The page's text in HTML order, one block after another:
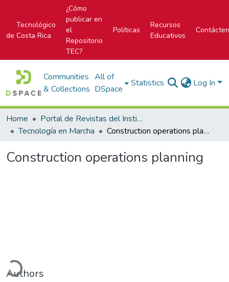
Tecnológico
de Costa Rica
¿Cómo
publicar en
el
Repositorio
TEC?
Políticas
Recursos
Educativos
Communities
& Collections
All of
DSpace
Statistics Log In
Home
Portal de Revistas del Instituto Tecnológico de Costa Rica
Tecnología en Marcha
Construction operations planning
Construction operations planning
Loading...
Authors